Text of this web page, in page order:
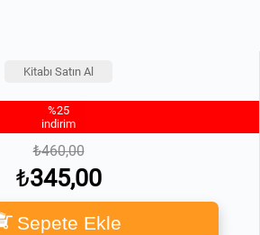
Kitabı Satın Al
%25
indirim
460,00
345,00
Sepete Ekle